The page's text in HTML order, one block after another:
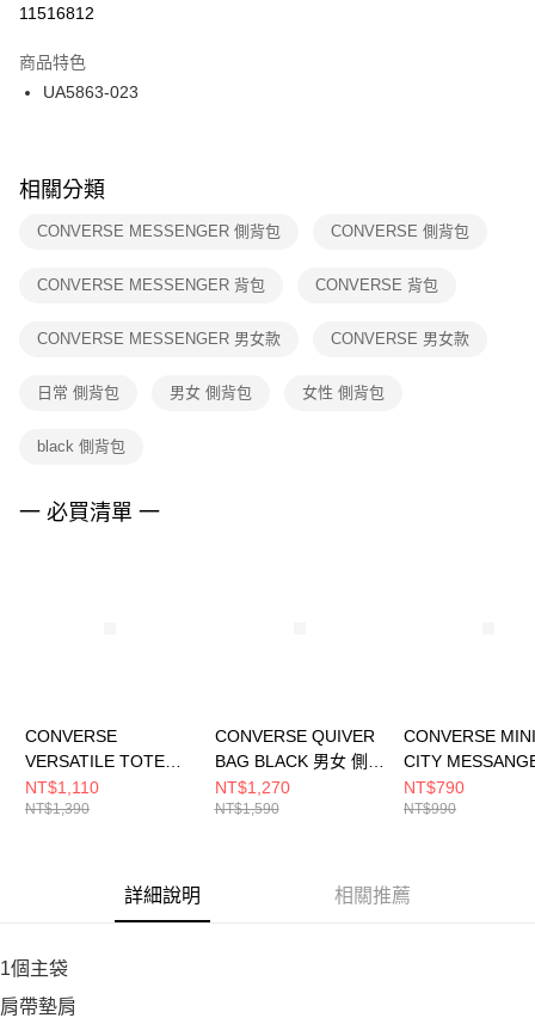
１．於結帳方式選擇「AFTEE先享後付」後，將跳轉至「AFTEE先享後付」
２．訂單成立數日內，您將收到繳費通知簡訊。
３．收到繳費通知簡訊後14天內，點擊此簡訊中的連結，可透過四大超商／
ATM／網路銀行／等多元方式進行付款，方視為交易完成。
※ 交易是否成功請以「AFTEE先享後付 」之結帳頁面顯示為準，若有關於
是否繳費成功／繳費後需取消欲退款等相關疑問，請聯繫「AFTEE先享後付
客戶支援中心」 https://netprotections.freshdesk.com/support/home
１．透過由恩沛科技股份有限公司提供之「AFTEE先享後付」服務完成之交
權轉讓予恩沛科技股份有限公司。
３．未成年的使用者請事先徵得法定代理人或監護人之同意方可使用
任。
請求用戶進行身份認證。
５．嚴禁一人註冊多個帳號或使用他人資訊註冊。若發現惡意使用之情形，
每筆NT$100，滿NT$1,500(含以上)免運費
付款後門市自取
每筆NT$100，滿NT$1,500(含以上)免運費
11516812
商品特色
UA5863-023
相關分類
CONVERSE MESSENGER 側背包 CONVERSE 側背包
CONVERSE MESSENGER 背包 CONVERSE 背包
CONVERSE MESSENGER 男女款 CONVERSE 男女款
日常 側背包 男女 側背包 女性 側背包
black 側背包
一 必買清單 一
CONVERSE
VERSATILE TOTE
BLACK 男女 側背包
UA5861-023
NT$1,110
NT$1,390
CONVERSE QUIVER
BAG BLACK 男女 側背
包 UA5859-023
NT$1,270
NT$1,590
CONVERSE MINI
CITY
BAG CONVERSE
BLACK 男女 側
NT$790
NT$990
詳細說明 相關推薦
1個主袋
肩帶墊肩